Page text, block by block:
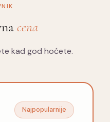
cena
kad god hoćete.
Najpopularnije